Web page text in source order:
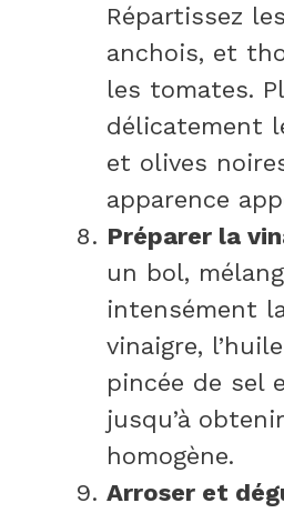
Répartissez
anchois, et
les tomates.
délicatement
et olives
apparence
Préparer la
un bol,
intensément
vinaigre,
pincée de sel
jusqu’à
homogène.
Arroser et